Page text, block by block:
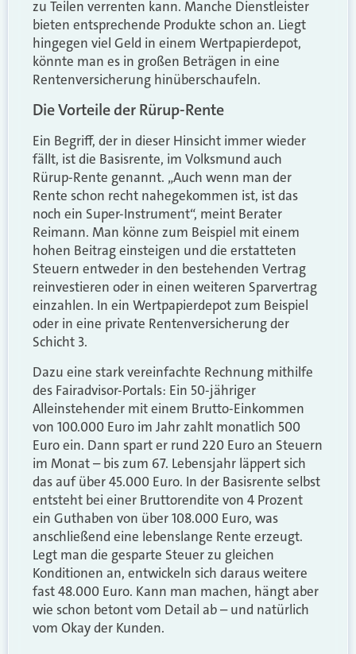
zu Teilen verrenten kann. Manche Dienstleister
bieten entsprechende Produkte schon an. Liegt
hingegen viel Geld in einem Wertpapierdepot,
könnte man es in großen Beträgen in eine
Rentenversicherung hinüberschaufeln.
Die Vorteile der Rürup-Rente
Ein Begriff, der in dieser Hinsicht immer wieder
fällt, ist die Basisrente, im Volksmund auch
Rürup-Rente genannt. „Auch wenn man der
Rente schon recht nahegekommen ist, ist das
noch ein Super-Instrument“, meint Berater
Reimann. Man könne zum Beispiel mit einem
hohen Beitrag einsteigen und die erstatteten
Steuern entweder in den bestehenden Vertrag
reinvestieren oder in einen weiteren Sparvertrag
einzahlen. In ein Wertpapierdepot zum Beispiel
oder in eine private Rentenversicherung der
Schicht 3.
Dazu eine stark vereinfachte Rechnung mithilfe
des Fairadvisor-Portals: Ein 50-jähriger
Alleinstehender mit einem Brutto-Einkommen
von 100.000 Euro im Jahr zahlt monatlich 500
Euro ein. Dann spart er rund 220 Euro an Steuern
im Monat – bis zum 67. Lebensjahr läppert sich
das auf über 45.000 Euro. In der Basisrente selbst
entsteht bei einer Bruttorendite von 4 Prozent
ein Guthaben von über 108.000 Euro, was
anschließend eine lebenslange Rente erzeugt.
Legt man die gesparte Steuer zu gleichen
Konditionen an, entwickeln sich daraus weitere
fast 48.000 Euro. Kann man machen, hängt aber
wie schon betont vom Detail ab – und natürlich
vom Okay der Kunden.